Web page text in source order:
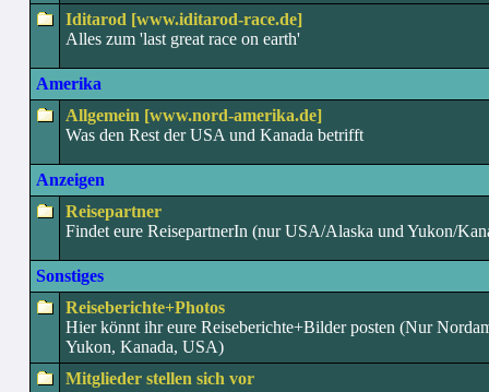
Iditarod [www.iditarod-race.de]
Alles zum 'last great race on earth'
Amerika
Allgemein [www.nord-amerika.de]
Was den Rest der USA und Kanada betrifft
Anzeigen
Reisepartner
Findet eure ReisepartnerIn (nur USA/Alaska und Yukon/
Sonstiges
Reiseberichte+Photos
Hier könnt ihr eure Reiseberichte+Bilder posten (Nur
Yukon, Kanada, USA)
Mitglieder stellen sich vor